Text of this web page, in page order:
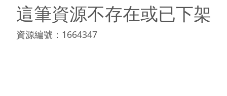
這筆資源不存在或已下架
資源編號：1664347